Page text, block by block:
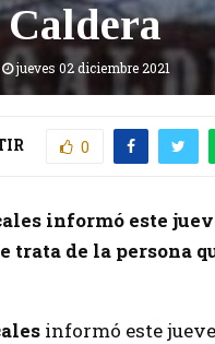
Caldera
jueves 02 diciembre 2021
0
informó este
trata de la persona
informó este